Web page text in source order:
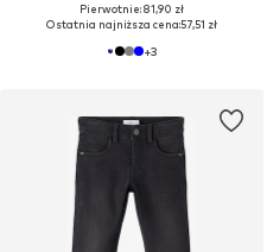
Pierwotnie: 81,90 zł
Ostatnia najniższa cena:57,51 zł
+3